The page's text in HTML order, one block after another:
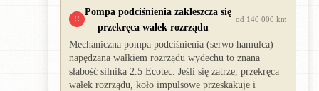
!!
Pompa podciśnienia zakleszcza się
— przekręca wałek rozrządu
od 140 000 km
Mechaniczna pompa podciśnienia (serwo hamulca)
napędzana wałkiem rozrządu wydechu to znana
słabość silnika 2.5 Ecotec. Jeśli się zatrze, przekręca
wałek rozrządu, koło impulsowe przeskakuje i